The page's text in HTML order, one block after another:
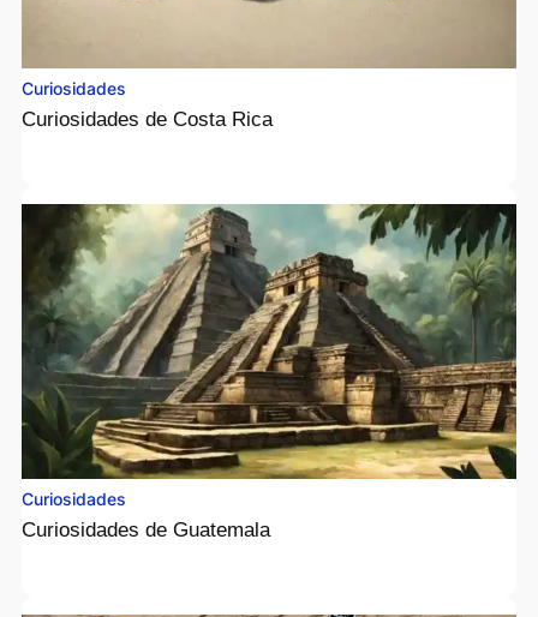
Curiosidades
Curiosidades de Costa Rica
Curiosidades
Curiosidades de Guatemala